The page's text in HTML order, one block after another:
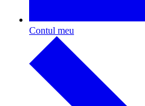
Contul meu